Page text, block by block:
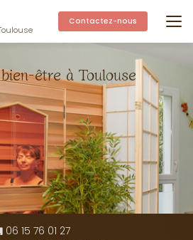
Contactez-nous
être à Toulouse
06 15 76 01 27